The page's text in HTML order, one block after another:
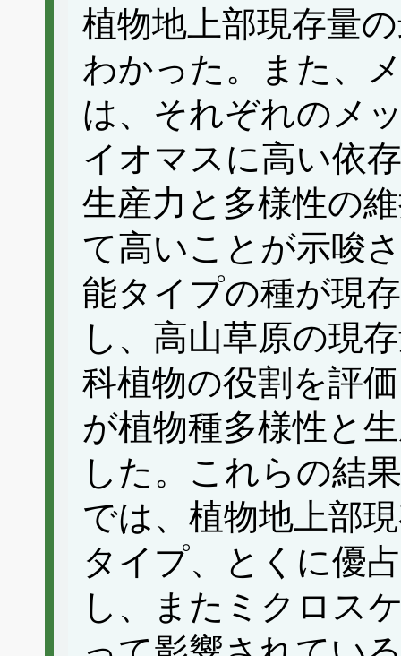
植物地上部現存量
わかった。また、
は、それぞれのメ
イオマスに高い依
生産力と多様性の
て高いことが示唆
能タイプの種が現
し、高山草原の現
科植物の役割を評
が植物種多様性と
した。これらの結
では、植物地上部
タイプ、とくに優
し、またミクロス